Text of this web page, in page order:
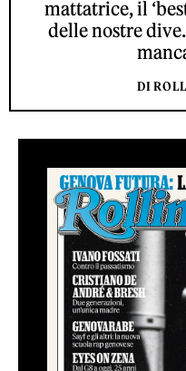
mattatrice, il
delle nostre
DI